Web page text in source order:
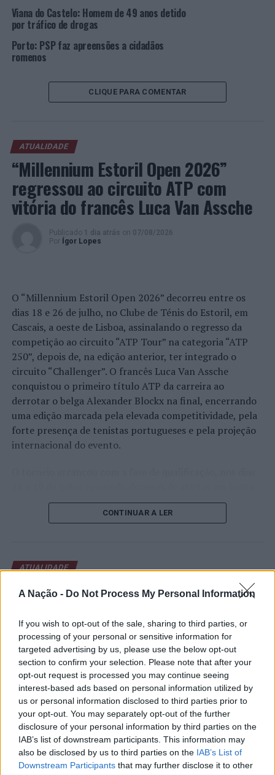
A Nação - Do Not Process My Personal Information
If you wish to opt-out of the sale, sharing to third parties, or
processing of your personal or sensitive information for
targeted advertising by us, please use the below opt-out
section to confirm your selection. Please note that after your
opt-out request is processed you may continue seeing
interest-based ads based on personal information utilized by
us or personal information disclosed to third parties prior to
your opt-out. You may separately opt-out of the further
disclosure of your personal information by third parties on the
IAB’s list of downstream participants. This information may
also be disclosed by us to third parties on the IAB’s List of
Downstream Participants that may further disclose it to other
Viana do Castelo: Homem de 49 anos detido
por tráfico de drogas
Porto: PSP faz apreensões a cidadãos
romenos
CLIQUE PARA COMENTAR
ATUALIDADE
“Millennium Estoril Open 2026”
regressou ao circuito ATP com
vitória do francês Luca Van Assche
Publicado 1 dia atrás on 07/08/2026
Por
Ígor Lopes
O “Millennium Estoril Open 2026” decorreu entre os
dias 18 e 26 de julho, no Clube de Ténis do Estoril, em
Cascais, a oeste de Lisboa, assinalando o regresso da
competição ao circuito “ATP Tour” na categoria “ATP
250”, depois de, na edição anterior, ter integrado o
circuito “Challenger”. O francês Luca Van Assche
conquistou o primeiro título ATP da carreira ao
derrotar o belga Alexander Blockx na final, encerrando
uma edição marcada pela elevada competitividade, pela
forte presença de tenistas portugueses e pela projeção
internacional do evento.
de um lugar no quadro principal. A cerimónia de
abertura contou com a presença do presidente da
início de uma competição que voltou a colocar o
concelho no centro do calendário internacional do
ténis.
como Casper Ruud (Noruega), Alejandro Davidovich
Fokina (Espanha) e Matteo Arnaldi (Itália), a prova
apresentou um quadro competitivo de elevado nível,
liderado pelo russo Andrey Rublev, primeiro cabeça de
série, pelo italiano Luciano Darderi, pelo chileno
Alejandro Tabilo e pelo belga Alexander Blockx.
Um dos momentos mais aguardados da semana foi
também o regresso do suíço Stan Wawrinka ao Estoril,
integrado na digressão de despedida do antigo vencedor
de três torneios do Grand Slam.
CONTINUAR A LER
ATUALIDADE
Castelo Branco: “Bienal
promete afirmar artesanato,
património e inovação como
“motores de desenvolvimento
económico e cultural” do município
português
Publicado 1 dia atrás on 07/08/2026
Por Ígor Lopes